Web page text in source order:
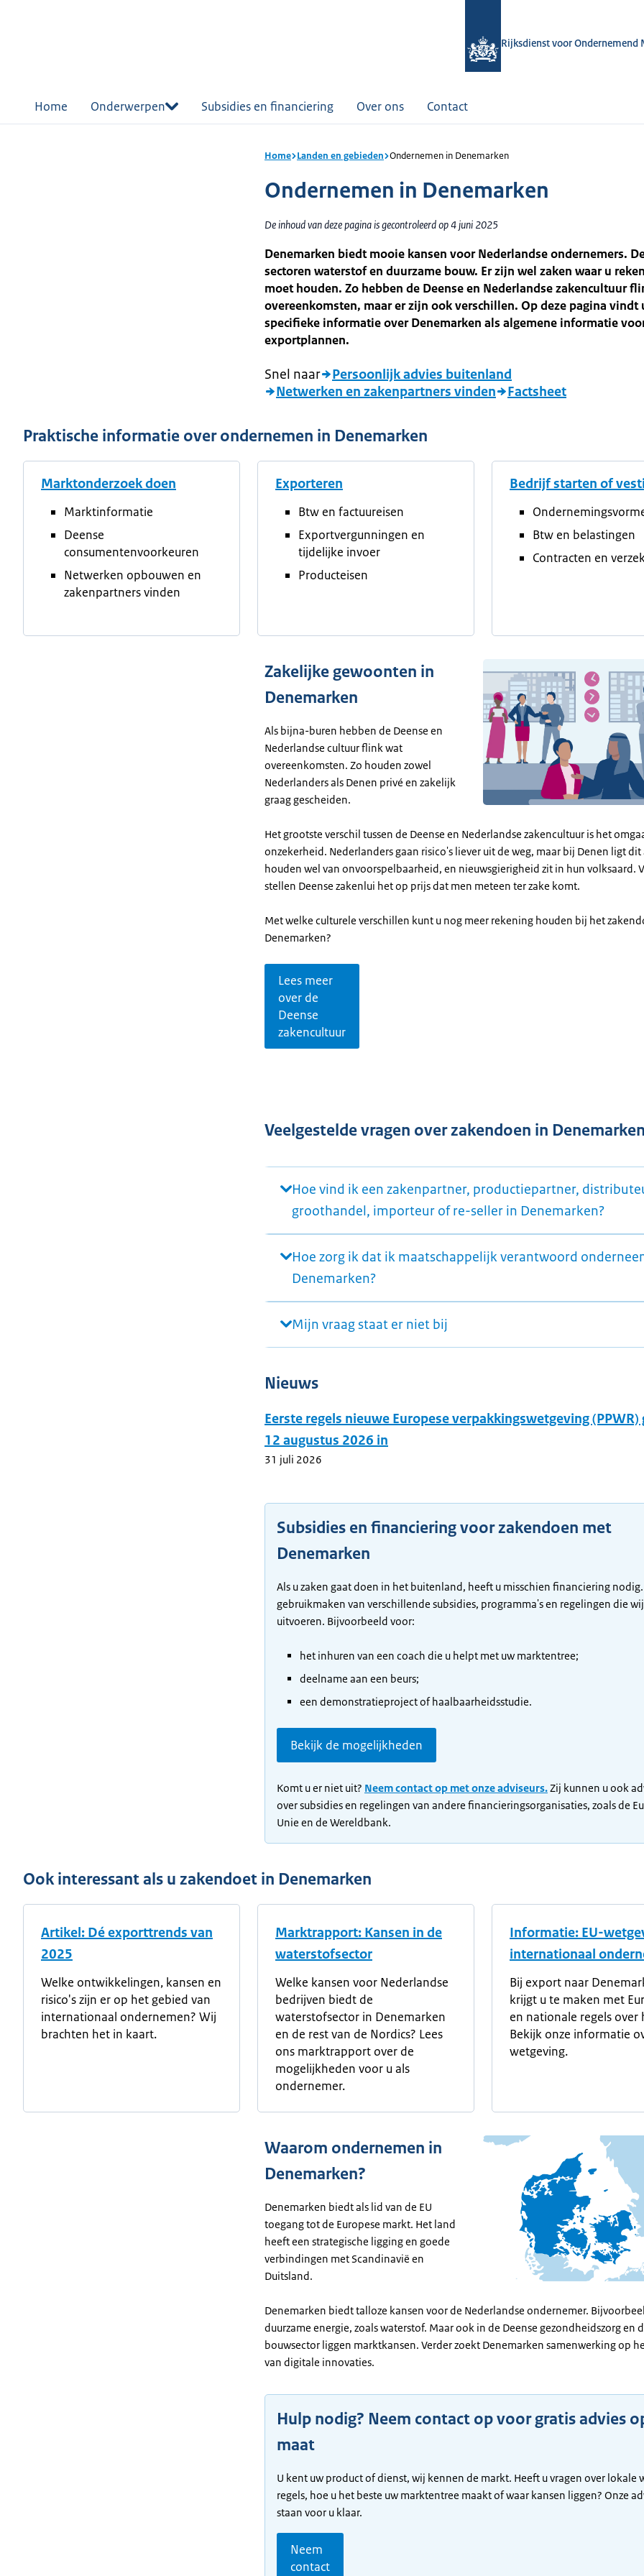
Rijksdienst voor Ondernemend
Home Onderwerpen Subsidies en financiering Over ons Contact
Home Landen en gebieden Ondernemen in Denemarken
Ondernemen in Denemarken
De inhoud van deze pagina is gecontroleerd op 4 juni 2025
Denemarken biedt mooie kansen voor Nederlandse ondernemers.
sectoren waterstof en duurzame bouw. Er zijn wel zaken waar u
moet houden. Zo hebben de Deense en Nederlandse zakencultuur
overeenkomsten, maar er zijn ook verschillen. Op deze pagina vindt
specifieke informatie over Denemarken als algemene informatie
exportplannen.
Snel naar
Persoonlijk advies buitenland
Netwerken en zakenpartners vinden
Factsheet
Praktische informatie over ondernemen in Denemarken
Marktonderzoek doen
Marktinformatie
Deense
consumentenvoorkeuren
Netwerken opbouwen en
zakenpartners vinden
Exporteren
Btw en factuureisen
Exportvergunningen en
tijdelijke invoer
Producteisen
Bedrijf starten of
Btw en belastingen
Contracten en
Zakelijke gewoonten in
Denemarken
Als bijna-buren hebben de Deense en
Nederlandse cultuur flink wat
overeenkomsten. Zo houden zowel
Nederlanders als Denen privé en zakelijk
graag gescheiden.
Het grootste verschil tussen de Deense en Nederlandse zakencultuur is het
onzekerheid. Nederlanders gaan risico's liever uit de weg, maar bij Denen ligt dit
houden wel van onvoorspelbaarheid, en nieuwsgierigheid zit in hun volksaard.
stellen Deense zakenlui het op prijs dat men meteen ter zake komt.
Met welke culturele verschillen kunt u nog meer rekening houden bij het
Denemarken?
Lees meer
over de
Deense
zakencultuur
Veelgestelde vragen over zakendoen in Denemarken
Hoe vind ik een zakenpartner, productiepartner,
groothandel, importeur of re-seller in Denemarken?
Hoe zorg ik dat ik maatschappelijk verantwoord
Denemarken?
Mijn vraag staat er niet bij
Nieuws
Eerste regels nieuwe Europese verpakkingswetgeving (PPWR)
12 augustus 2026 in
31 juli 2026
Subsidies en financiering voor zakendoen met
Denemarken
Als u zaken gaat doen in het buitenland, heeft u misschien financiering
gebruikmaken van verschillende subsidies, programma's en regelingen die wij
uitvoeren. Bijvoorbeeld voor:
het inhuren van een coach die u helpt met uw marktentree;
deelname aan een beurs;
een demonstratieproject of haalbaarheidsstudie.
Bekijk de mogelijkheden
Komt u er niet uit? Neem contact op met onze adviseurs.Zij kunnen u ook
over subsidies en regelingen van andere financieringsorganisaties, zoals de
Unie en de Wereldbank.
Ook interessant als u zakendoet in Denemarken
Artikel: Dé exporttrends van
2025
Welke ontwikkelingen, kansen en
risico's zijn er op het gebied van
internationaal ondernemen? Wij
brachten het in kaart.
Marktrapport: Kansen in de
waterstofsector
Welke kansen voor Nederlandse
bedrijven biedt de
waterstofsector in Denemarken
en de rest van de Nordics? Lees
ons marktrapport over de
mogelijkheden voor u als
ondernemer.
Informatie: EU-
internationaal
Bij export naar
krijgt u te maken met
en nationale regels over
Bekijk onze informatie
wetgeving.
Waarom ondernemen in
Denemarken?
Denemarken biedt als lid van de EU
toegang tot de Europese markt. Het land
heeft een strategische ligging en goede
verbindingen met Scandinavië en
Duitsland.
Denemarken biedt talloze kansen voor de Nederlandse ondernemer.
duurzame energie, zoals waterstof. Maar ook in de Deense gezondheidszorg en
bouwsector liggen marktkansen. Verder zoekt Denemarken samenwerking op
van digitale innovaties.
Hulp nodig? Neem contact op voor gratis advies
maat
U kent uw product of dienst, wij kennen de markt. Heeft u vragen over lokale
regels, hoe u het beste uw marktentree maakt of waar kansen liggen? Onze
staan voor u klaar.
Neem
contact